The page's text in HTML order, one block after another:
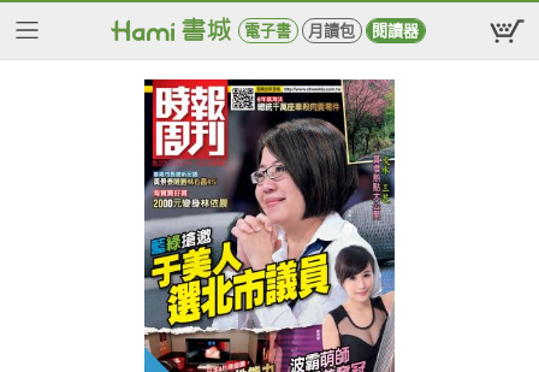
電子書 月讀包 閱讀器